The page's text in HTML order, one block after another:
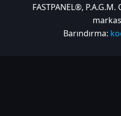
FASTPANEL®,
Barındırma: